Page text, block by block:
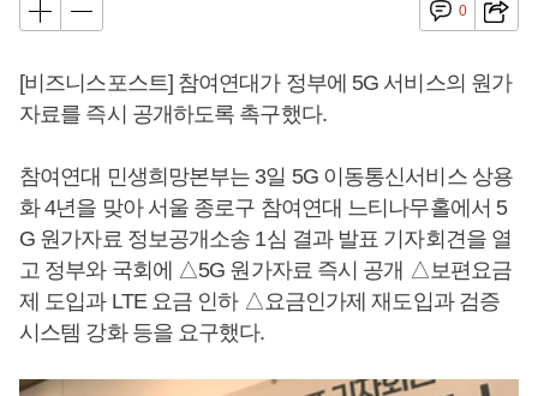
0
[비즈니스포스트] 참여연대가 정부에 5G 서비스의 원가
자료를 즉시 공개하도록 촉구했다.
참여연대 민생희망본부는 3일 5G 이동통신서비스 상용
화 4년을 맞아 서울 종로구 참여연대 느티나무홀에서 5
G 원가자료 정보공개소송 1심 결과 발표 기자회견을 열
고 정부와 국회에 △5G 원가자료 즉시 공개 △보편요금
제 도입과 LTE 요금 인하 △요금인가제 재도입과 검증
시스템 강화 등을 요구했다.